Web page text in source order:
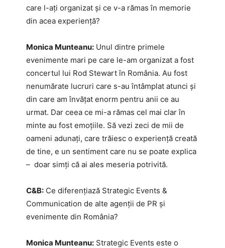
care l-ați organizat și ce v-a rămas în memorie
din acea experiență?
Monica Munteanu: Unul dintre primele
evenimente mari pe care le-am organizat a fost
concertul lui Rod Stewart în România. Au fost
nenumărate lucruri care s-au întâmplat atunci și
din care am învățat enorm pentru anii ce au
urmat. Dar ceea ce mi-a rămas cel mai clar în
minte au fost emoțiile. Să vezi zeci de mii de
oameni adunați, care trăiesc o experiență creată
de tine, e un sentiment care nu se poate explica
– doar simți că ai ales meseria potrivită.
C&B: Ce diferențiază Strategic Events &
Communication de alte agenții de PR și
evenimente din România?
Monica Munteanu: Strategic Events este o